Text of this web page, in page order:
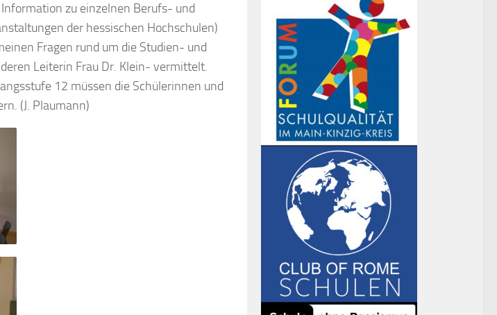
zu einzelnen Berufs- und
der hessischen Hochschulen)
Fragen rund um die Studien- und
Leiterin Frau Dr. Klein- vermittelt.
12 müssen die Schülerinnen und
(J. Plaumann)